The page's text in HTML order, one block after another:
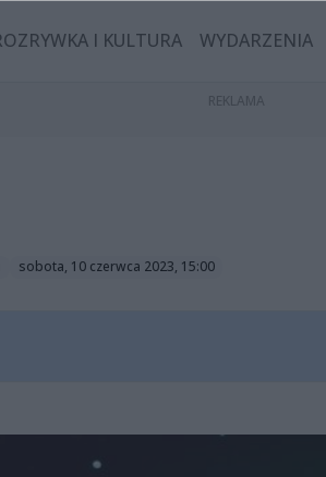
I KULTURA WYDARZENIA
sobota, 10 czerwca 2023, 15:00